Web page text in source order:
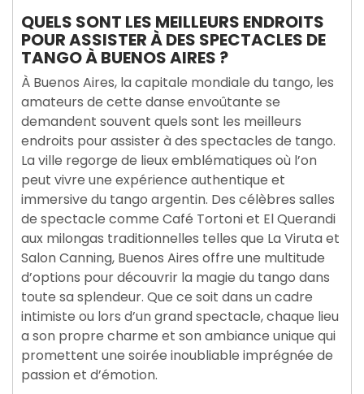
QUELS SONT LES MEILLEURS ENDROITS
POUR ASSISTER À DES SPECTACLES DE
TANGO À BUENOS AIRES ?
À Buenos Aires, la capitale mondiale du tango, les
amateurs de cette danse envoûtante se
demandent souvent quels sont les meilleurs
endroits pour assister à des spectacles de tango.
La ville regorge de lieux emblématiques où l’on
peut vivre une expérience authentique et
immersive du tango argentin. Des célèbres salles
de spectacle comme Café Tortoni et El Querandi
aux milongas traditionnelles telles que La Viruta et
Salon Canning, Buenos Aires offre une multitude
d’options pour découvrir la magie du tango dans
toute sa splendeur. Que ce soit dans un cadre
intimiste ou lors d’un grand spectacle, chaque lieu
a son propre charme et son ambiance unique qui
promettent une soirée inoubliable imprégnée de
passion et d’émotion.